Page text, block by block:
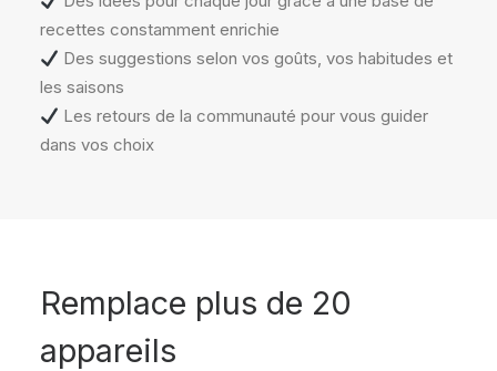
recettes constamment enrichie
Des suggestions selon vos goûts, vos habitudes et
les saisons
Les retours de la communauté pour vous guider
dans vos choix
Remplace plus de 20
appareils